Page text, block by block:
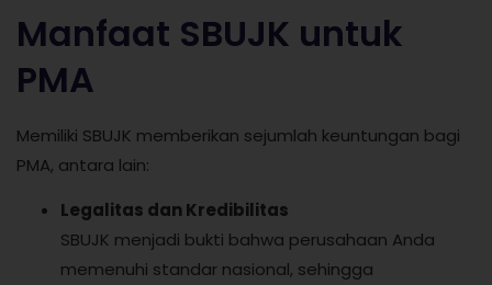
Manfaat SBUJK untuk
PMA
Memiliki SBUJK memberikan sejumlah keuntungan bagi
PMA, antara lain:
Legalitas dan Kredibilitas
SBUJK menjadi bukti bahwa perusahaan Anda
memenuhi standar nasional, sehingga